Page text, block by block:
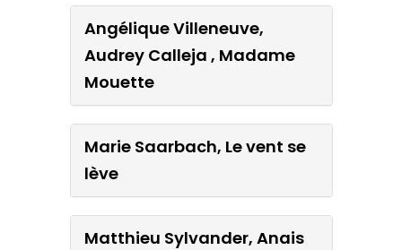
Angélique Villeneuve,
Audrey Calleja , Madame
Mouette
Marie Saarbach, Le vent se
lève
Matthieu Sylvander, Anais